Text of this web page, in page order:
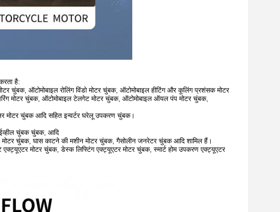
है:
चुंबक, ऑटोमोबाइल रोलिंग विंडो मोटर चुंबक, ऑटोमोबाइल हीटिंग और कूलिंग प्रशंसक मोटर
मोटर चुंबक, ऑटोमोबाइल टेलगेट मोटर चुंबक, ऑटोमोबाइल ऑयल पंप मोटर चुंबक,
मोटर चुंबक आदि सहित इन्वर्टर घरेलू उपकरण चुंबक।
चुंबक चुंबक, आदि
चुंबक, घास काटने की मशीन मोटर चुंबक, गैसोलीन जनरेटर चुंबक आदि शामिल हैं।
मोटर चुंबक, डेस्क लिफ्टिंग एक्ट्यूएटर मोटर चुंबक, स्मार्ट होम उपकरण एक्ट्यूएटर